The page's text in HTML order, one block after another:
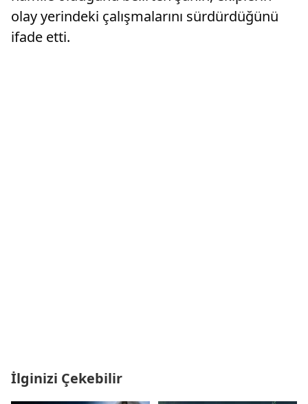
olay yerindeki çalışmalarını sürdürdüğünü
ifade etti.
İlginizi Çekebilir